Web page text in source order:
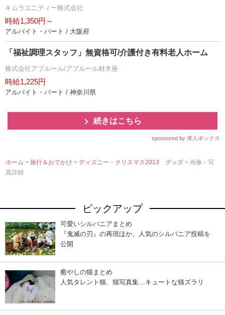
キムラユニティー株式会社
時給1,350円～
アルバイト・パート / 大阪府
「福祉調理スタッフ」無資格可/介護付き有料老人ホーム
株式会社アプルール/アプルール材木座
時給1,225円
アルバイト・パート / 神奈川県
続きはこちら
sponsored by 求人ボックス
ホーム >旅行＆おでかけ>ディズニー・クリスマス2013 グッズ> 画像・写
真詳細
ピックアップ
可愛いシルバニアまとめ
『鬼滅の刃』の再現ほか、人気のシルバニア投稿を
公開
癒やしの猫まとめ
人気タレント猫、猫写真集…キュートな猫ズラリ